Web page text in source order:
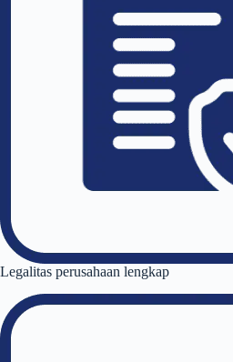
Legalitas perusahaan lengkap